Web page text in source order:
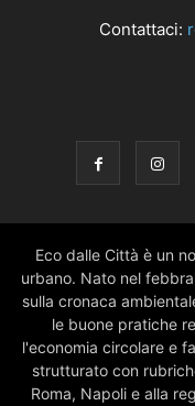
Contattaci:
Eco dalle Città è un
urbano. Nato nel
sulla cronaca
le buone pratiche
l'economia circolare e
strutturato con
Roma, Napoli e alla